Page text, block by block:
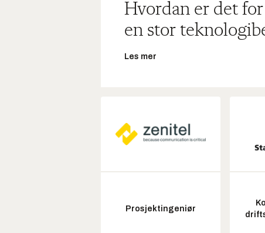
Hvordan er det
en stor
Les mer
Prosjektingeniør